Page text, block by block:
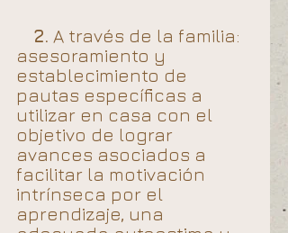
2. A través de la familia:
asesoramiento y
establecimiento de
pautas específicas a
utilizar en casa con el
objetivo de lograr
avances asociados a
facilitar la motivación
intrínseca por el
aprendizaje, una